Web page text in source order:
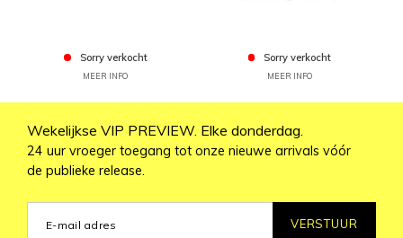
Sorry verkocht
MEER INFO
Sorry verkocht
MEER INFO
Wekelijkse VIP PREVIEW. Elke donderdag.
24 uur vroeger toegang tot onze nieuwe arrivals vóór
de publieke release.
VERSTUUR